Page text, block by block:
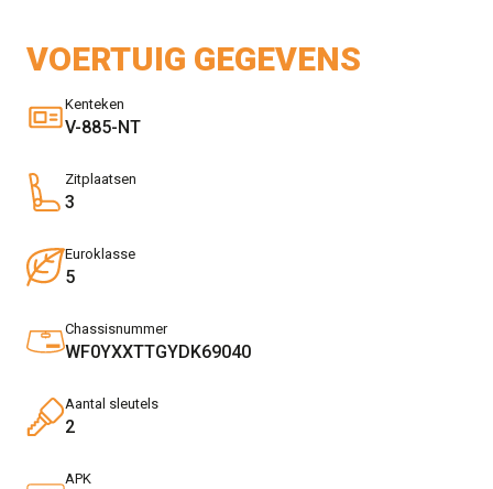
VOERTUIG GEGEVENS
Kenteken
V-885-NT
Zitplaatsen
3
Euroklasse
5
Chassisnummer
WF0YXXTTGYDK69040
Aantal sleutels
2
APK